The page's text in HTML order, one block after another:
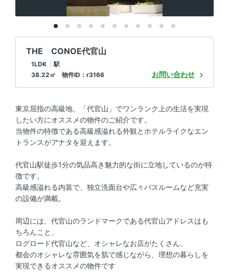
THE CONOE代官山
1LDK
駅
38.22㎡ 物件ID：r3166
お問い合わせ
東京屈指の高級地、「代官山」でワンランク上の生活を実現
したい方にオススメの物件のご紹介です。
当物件の特徴である高級感溢れる外観とホテルライクなエン
トランスがアナタを迎えます。
代官山駅徒歩1分の気品高き魅力的な街に立地しているのが特
徴です。
高級感溢れる内装で、独立洗面台や広々バスルームなど充実
の設備が満載。
周辺には、代官山のランドマークである代官山アドレスはも
ちろんこと、
ログロード代官山など、オシャレなお店がたくさん。
都会のオシャレな雰囲気を肌で感じながら、理想の暮らしを
実現できるオススメの物件です